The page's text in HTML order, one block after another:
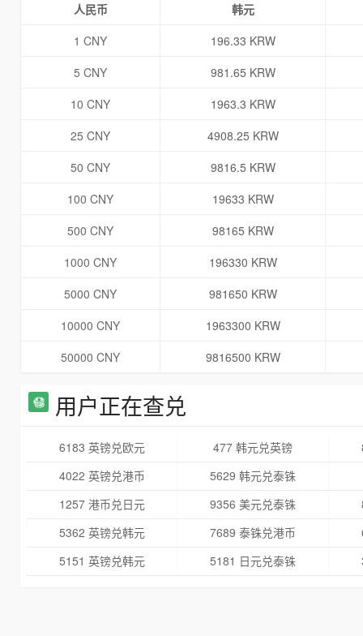
人民币
韩元
1 CNY
196.33 KRW
5 CNY
981.65 KRW
10 CNY
1963.3 KRW
25 CNY
4908.25 KRW
50 CNY
9816.5 KRW
100 CNY
19633 KRW
500 CNY
98165 KRW
1000 CNY
196330 KRW
5000 CNY
981650 KRW
10000 CNY
1963300 KRW
50000 CNY
9816500 KRW
用户正在查兑
6183 英镑兑欧元 477 韩元兑英镑
4022 英镑兑港币
5629 韩元兑泰铢
1257 港币兑日元
9356 美元兑泰铢
5362 英镑兑韩元
7689 泰铢兑港币
5151 英镑兑韩元
5181 日元兑泰铢